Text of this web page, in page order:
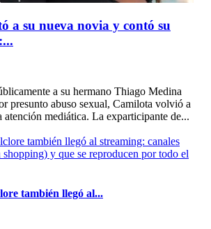
a su nueva novia y contó su
a su hermano Thiago Medina
presunto abuso sexual, Camilota volvió a
atención mediática. La exparticipante de...
también llegó al...